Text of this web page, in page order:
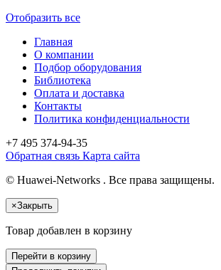
Отобразить все
Главная
О компании
Подбор оборудования
Библиотека
Оплата и доставка
Контакты
Политика конфиденциальности
+7 495 374-94-35
Обратная связь Карта сайта
© Huawei-Networks . Все права защищены.
×Закрыть
Товар добавлен в корзину
Перейти в корзину